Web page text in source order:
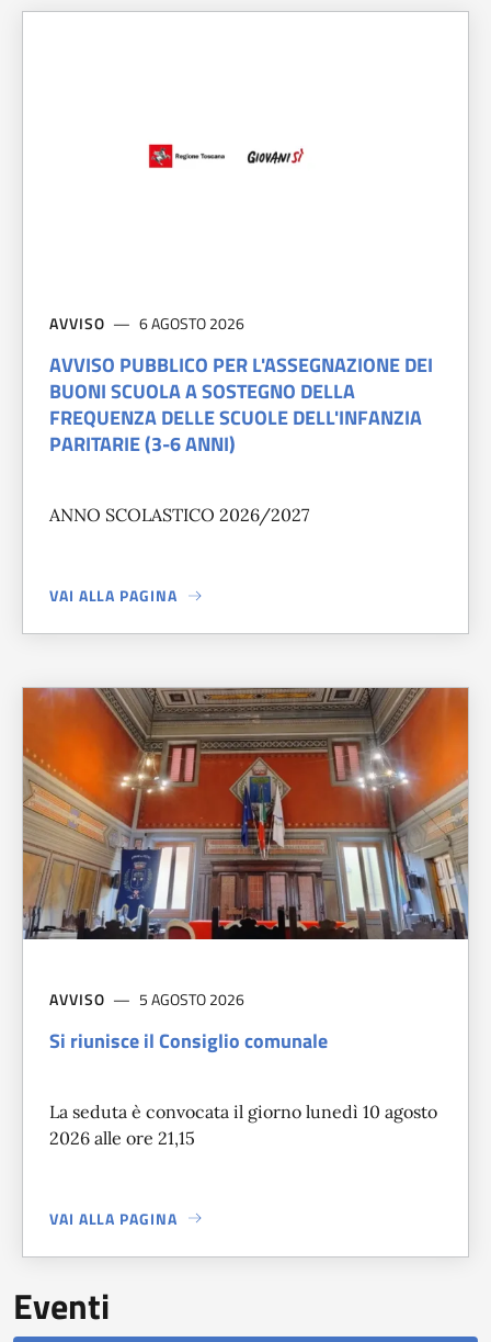
AVVISO 6 AGOSTO 2026
AVVISO PUBBLICO PER L'ASSEGNAZIONE DEI
BUONI SCUOLA A SOSTEGNO DELLA
FREQUENZA DELLE SCUOLE DELL'INFANZIA
PARITARIE (3-6 ANNI)
ANNO SCOLASTICO 2026/2027
VAI ALLA PAGINA
A PROPOSITO DIAVVISO PUBBLICO PER
AVVISO 5 AGOSTO 2026
Si riunisce il Consiglio comunale
La seduta è convocata il giorno lunedì 10 agosto
2026 alle ore 21,15
VAI ALLA PAGINA
A PROPOSITO DISI RIUNISCE IL CONSIGLIO COMUNALE
Eventi